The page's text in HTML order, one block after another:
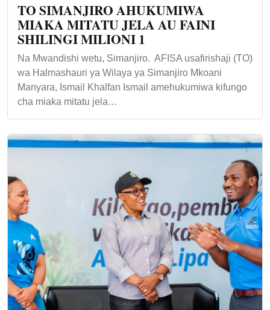
TO SIMANJIRO AHUKUMIWA
MIAKA MITATU JELA AU FAINI
SHILINGI MILIONI 1
Na Mwandishi wetu, Simanjiro. AFISA usafirishaji (TO)
wa Halmashauri ya Wilaya ya Simanjiro Mkoani
Manyara, Ismail Khalfan Ismail amehukumiwa kifungo
cha miaka mitatu jela…